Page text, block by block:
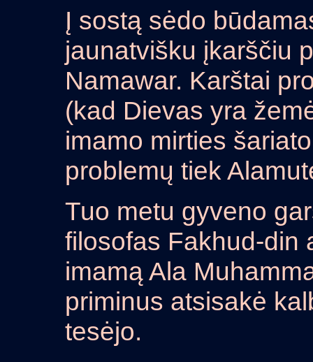
Į sostą sėdo
jaunatvišku įkarščiu
Namawar. Karštai
(kad Dievas yra
imamo mirties
problemų tiek
Tuo metu gyveno
filosofas Fakhud-din
imamą Ala
priminus atsisakė
tesėjo.